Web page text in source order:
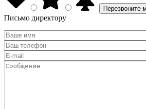
Письмо директору